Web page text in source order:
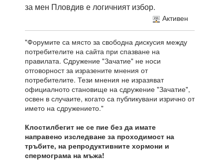
за мен Пловдив е логичният избор.
Активен
"Форумите са място за свободна дискусия между
потребителите на сайта при спазване на
правилата. Сдружение "Зачатие" не носи
отговорност за изразените мнения от
потребителите. Тези мнения не изразяват
официалното становище на сдружение "Зачатие",
освен в случаите, когато са публикувани изрично от
името на сдружението."
Клостилбегит не се пие без да имате
направено изследване за проходимост на
тръбите, на репродуктивните хормони и
спермограма на мъжа!